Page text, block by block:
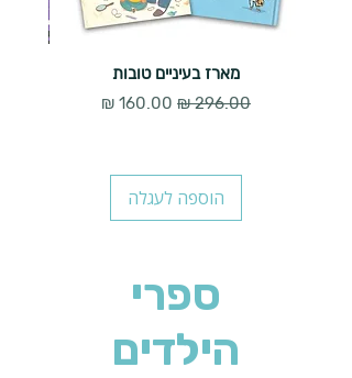
מארז בעיניים טובות
מחיר רגיל
מחיר מבצע
הוספה לעגלה
ספרי
הילדים